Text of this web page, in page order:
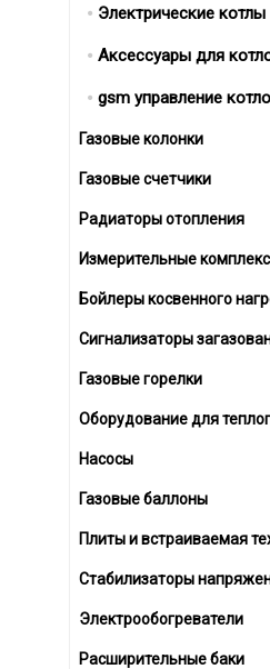
Электрические котлы
Аксессуары для
gsm управление
Газовые колонки
Газовые счетчики
Радиаторы отопления
Измерительные
Бойлеры косвенного
Сигнализаторы
Газовые горелки
Оборудование для
Насосы
Газовые баллоны
Плиты и встраиваемая
Стабилизаторы
Электрообогреватели
Расширительные баки